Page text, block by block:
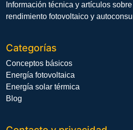
Información técnica y artículos
rendimiento fotovoltaico y
Categorías
Conceptos básicos
Energía fotovoltaica
Energía solar térmica
Blog